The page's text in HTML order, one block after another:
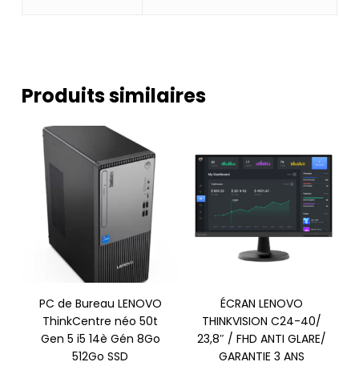
Produits similaires
PC de Bureau LENOVO
ThinkCentre néo 50t
Gen 5 i5 14è Gén 8Go
512Go SSD
ÉCRAN LENOVO
THINKVISION C24-40/
23,8″ / FHD ANTI GLARE/
GARANTIE 3 ANS